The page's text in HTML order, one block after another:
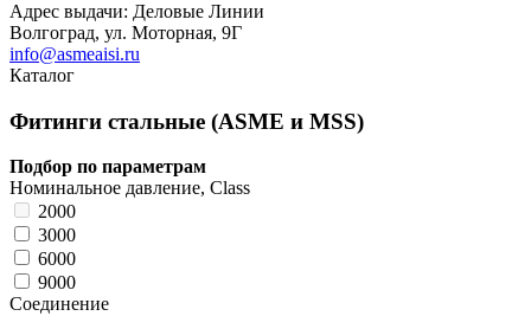
Адрес выдачи: Деловые Линии
Волгоград, ул. Моторная, 9Г
info@asmeaisi.ru
Каталог
Фитинги стальные (ASME и MSS)
Подбор по параметрам
Номинальное давление, Class
2000
3000
6000
9000
Соединение